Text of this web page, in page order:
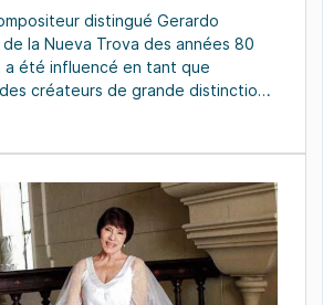
distingué Gerardo
la Nueva Trova des années 80
a été influencé en tant que
créateurs de grande distinction
sa musique se nourrit de
[…]